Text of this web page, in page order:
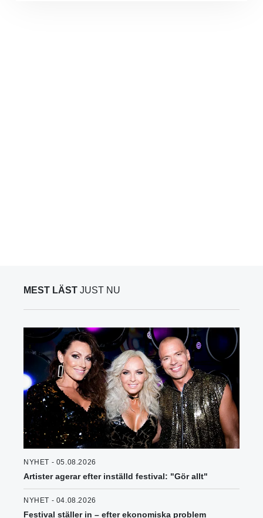
MEST LÄST JUST NU
NYHET - 05.08.2026
Artister agerar efter inställd festival: "Gör allt"
NYHET - 04.08.2026
Festival ställer in – efter ekonomiska problem